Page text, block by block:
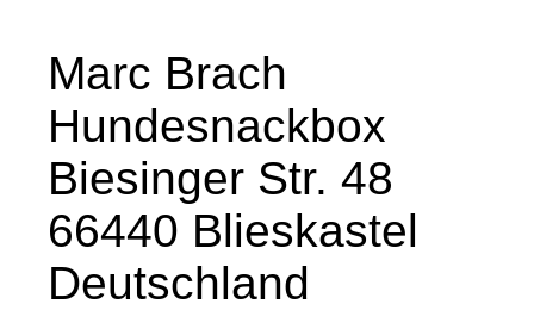
Marc Brach
Hundesnackbox
Biesinger Str. 48
66440 Blieskastel
Deutschland